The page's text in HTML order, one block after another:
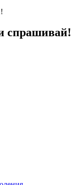
спрашивай!